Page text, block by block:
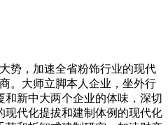
，加速全省粉饰行业的现代
。大师立脚本人企业，坐外行
和新中大两个企业的体味，深切
现代化提拔和建制体例的现代化